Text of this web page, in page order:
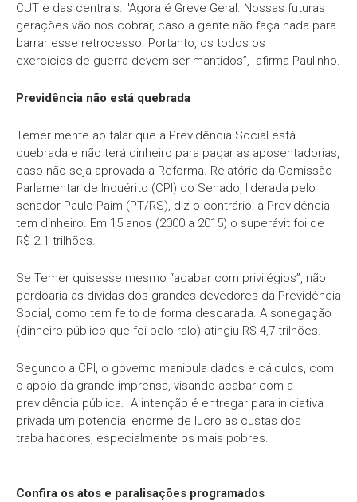
CUT e das centrais. "Agora é Greve Geral. Nossas futuras
gerações vão nos cobrar, caso a gente não faça nada para
barrar esse retrocesso. Portanto, os todos os
exercícios de guerra devem ser mantidos”, afirma Paulinho.
Previdência não está quebrada
Temer mente ao falar que a Previdência Social está
quebrada e não terá dinheiro para pagar as aposentadorias,
caso não seja aprovada a Reforma. Relatório da Comissão
Parlamentar de Inquérito (CPI) do Senado, liderada pelo
senador Paulo Paim (PT/RS), diz o contrário: a Previdência
tem dinheiro. Em 15 anos (2000 a 2015) o superávit foi de
R$ 2.1 trilhões.
Se Temer quisesse mesmo “acabar com privilégios”, não
perdoaria as dívidas dos grandes devedores da Previdência
Social, como tem feito de forma descarada. A sonegação
(dinheiro público que foi pelo ralo) atingiu R$ 4,7 trilhões.
Segundo a CPI, o governo manipula dados e cálculos, com
o apoio da grande imprensa, visando acabar com a
previdência pública. A intenção é entregar para iniciativa
privada um potencial enorme de lucro as custas dos
trabalhadores, especialmente os mais pobres.
Confira os atos e paralisações programados